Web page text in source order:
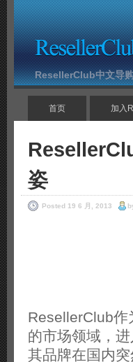
ResellerClub中文导
首页 加入
姿
Posted 19 6 月, 2013
ResellerClub作
的市场领域，
其品牌在国内